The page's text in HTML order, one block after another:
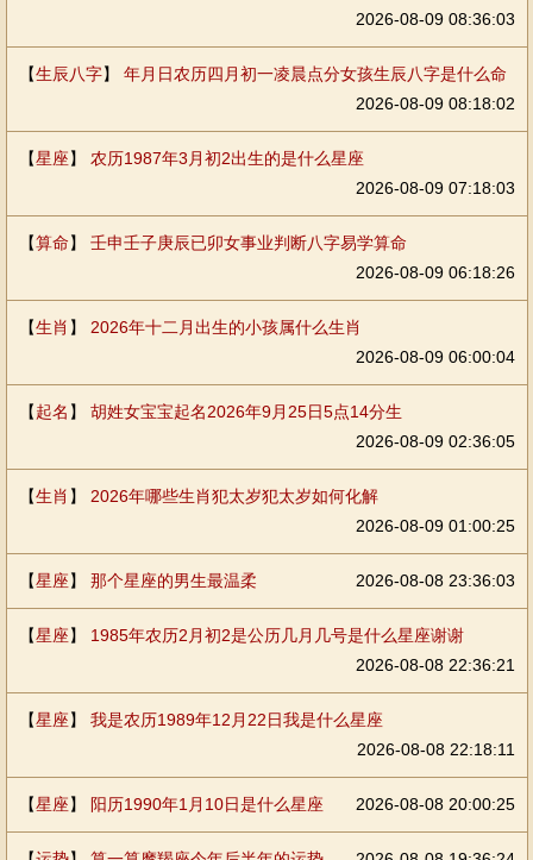
2026-08-09 08:36:03
【生辰八字】 年月日农历四月初一凌晨点分女孩生辰八字是什么命
2026-08-09 08:18:02
【星座】 农历1987年3月初2出生的是什么星座
2026-08-09 07:18:03
【算命】 壬申壬子庚辰已卯女事业判断八字易学算命
2026-08-09 06:18:26
【生肖 】 2026年十二月出生的小孩属什么生肖
2026-08-09 06:00:04
【起名 】 胡姓女宝宝起名2026年9月25日5点14分生
2026-08-09 02:36:05
【生肖 】 2026年哪些生肖犯太岁犯太岁如何化解
2026-08-09 01:00:25
【星座】 那个星座的男生最温柔 2026-08-08 23:36:03
【星座】 1985年农历2月初2是公历几月几号是什么星座谢谢
2026-08-08 22:36:21
【星座】 我是农历1989年12月22日我是什么星座
2026-08-08 22:18:11
【星座】 阳历1990年1月10日是什么星座 2026-08-08 20:00:25